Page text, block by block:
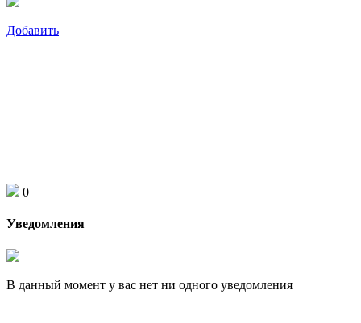
Добавить
0
Уведомления
В данный момент у вас нет ни одного уведомления